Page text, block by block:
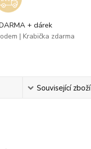
+ dárek
| Krabička zdarma
Související zboží